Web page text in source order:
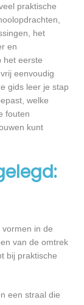
praktische
het
en
het eerste
eenvoudig
gids leer je stap
welke
fouten
kunt
in de
van de omtrek
bij praktische
een straal die